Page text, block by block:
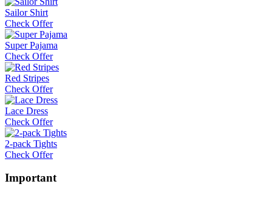
Sailor Shirt
Check Offer
Super Pajama
Check Offer
Red Stripes
Check Offer
Lace Dress
Check Offer
2-pack Tights
Check Offer
Important